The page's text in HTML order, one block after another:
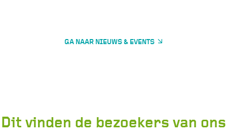
GA NAAR NIEUWS & EVENTS
Dit vinden de bezoekers van ons